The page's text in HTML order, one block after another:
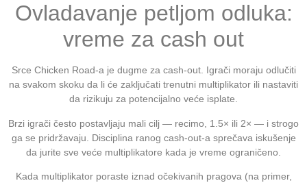
Ovladavanje petljom odluka:
vreme za cash out
Srce Chicken Road-a je dugme za cash‑out. Igrači moraju odlučiti
na svakom skoku da li će zaključati trenutni multiplikator ili nastaviti
da rizikuju za potencijalno veće isplate.
Brzi igrači često postavljaju mali cilj — recimo, 1.5× ili 2× — i strogo
ga se pridržavaju. Disciplina ranog cash‑out‑a sprečava iskušenje
da jurite sve veće multiplikatore kada je vreme ograničeno.
Kada multiplikator poraste iznad očekivanih pragova (na primer,